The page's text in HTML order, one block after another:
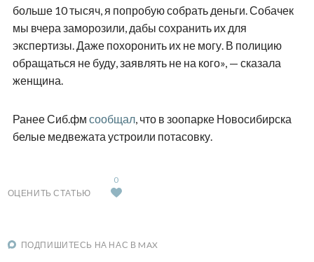
больше 10 тысяч, я попробую собрать деньги. Собачек
мы вчера заморозили, дабы сохранить их для
экспертизы. Даже похоронить их не могу. В полицию
обращаться не буду, заявлять не на кого», — сказала
женщина.
Ранее Сиб.фм сообщал, что в зоопарке Новосибирска
белые медвежата устроили потасовку.
ОЦЕНИТЬ СТАТЬЮ
0
ПОДПИШИТЕСЬ НА НАС В MAX